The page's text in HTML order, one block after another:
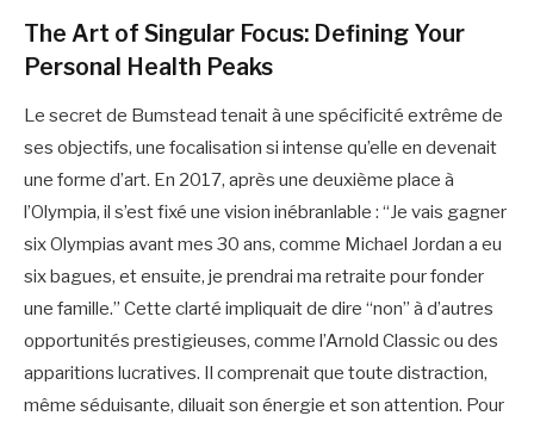
The Art of Singular Focus: Defining Your
Personal Health Peaks
Le secret de Bumstead tenait à une spécificité extrême de
ses objectifs, une focalisation si intense qu’elle en devenait
une forme d’art. En 2017, après une deuxième place à
l’Olympia, il s’est fixé une vision inébranlable : “Je vais gagner
six Olympias avant mes 30 ans, comme Michael Jordan a eu
six bagues, et ensuite, je prendrai ma retraite pour fonder
une famille.” Cette clarté impliquait de dire “non” à d’autres
opportunités prestigieuses, comme l’Arnold Classic ou des
apparitions lucratives. Il comprenait que toute distraction,
même séduisante, diluait son énergie et son attention. Pour